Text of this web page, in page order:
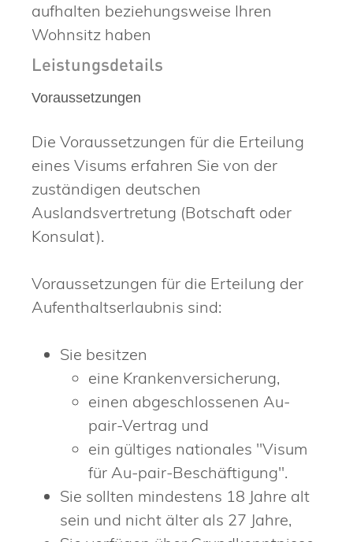
aufhalten beziehungsweise Ihren
Wohnsitz haben
Leistungsdetails
Voraussetzungen
Die Voraussetzungen für die Erteilung
eines Visums erfahren Sie von der
zuständigen deutschen
Auslandsvertretung (Botschaft oder
Konsulat).
Voraussetzungen für die Erteilung der
Aufenthaltserlaubnis sind:
Sie besitzen
eine Krankenversicherung,
einen abgeschlossenen Au-
pair-Vertrag und
ein gültiges nationales "Visum
für Au-pair-Beschäftigung".
Sie sollten mindestens 18 Jahre alt
sein und nicht älter als 27 Jahre,